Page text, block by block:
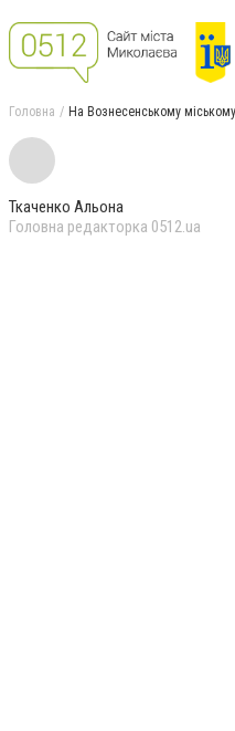
Головна На Вознесенському
Ткаченко Альона
Головна редакторка 0512.ua